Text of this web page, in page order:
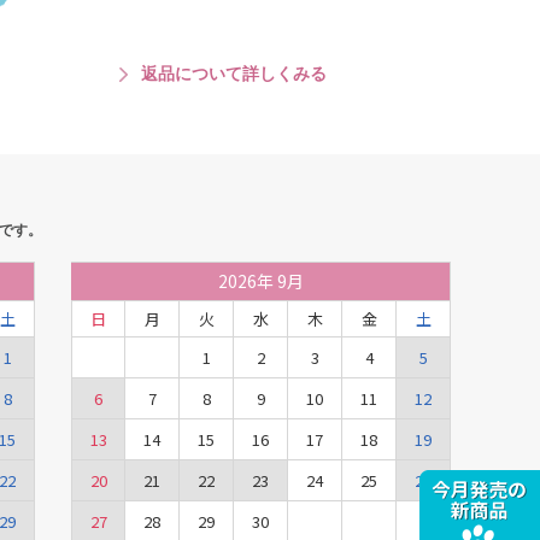
返品について詳しくみる
す。
土
1
8
15
22
29
2026年 9月
日 月 火 水 木 金
土
1
2 3 4
5
6
7 8 9 10 11
12
13
14 15 16 17 18
19
20
21 22 23 24 25
26
27
28 29 30